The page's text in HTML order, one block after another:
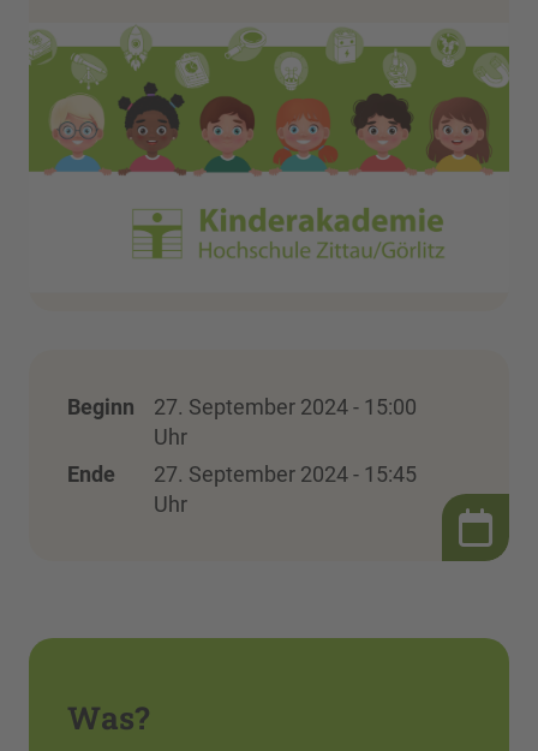
Beginn
27. September 2024 - 15:00
Uhr
Ende
27. September 2024 - 15:45
Uhr
Was?